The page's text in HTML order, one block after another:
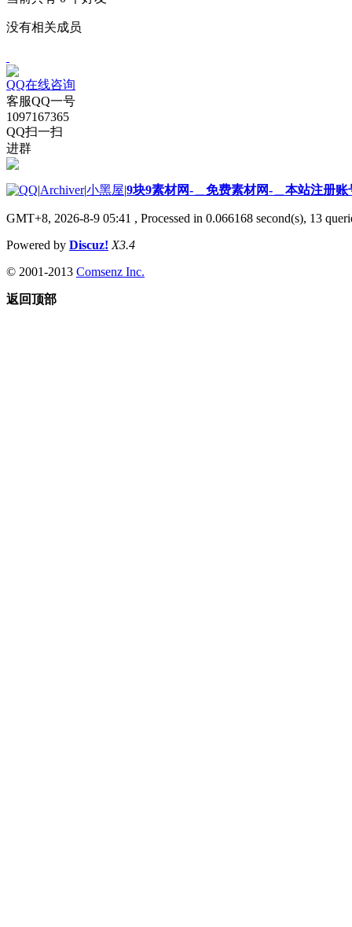
没有相关成员
QQ在线咨询
客服QQ一号
1097167365
QQ扫一扫
进群
|Archiver|小黑屋|9块9素材网-＿免费素材网-＿本站注册账
GMT+8, 2026-8-9 05:41 , Processed in 0.066168 second(s), 13
Powered by Discuz! X3.4
© 2001-2013 Comsenz Inc.
返回顶部